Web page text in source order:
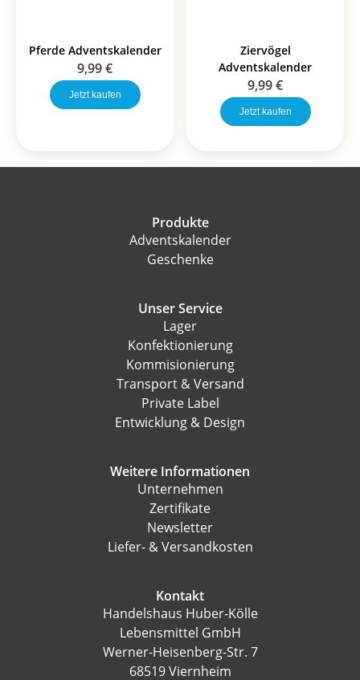
Pferde Adventskalender
9,99€
Jetzt kaufen
Ziervögel
Adventskalender
9,99€
Jetzt kaufen
Produkte
Adventskalender
Geschenke
Unser Service
Lager
Konfektionierung
Kommisionierung
Transport & Versand
Private Label
Entwicklung & Design
Weitere Informationen
Unternehmen
Zertifikate
Newsletter
Liefer- & Versandkosten
Kontakt
Handelshaus Huber-Kölle
Lebensmittel GmbH
Werner-Heisenberg-Str. 7
68519 Viernheim